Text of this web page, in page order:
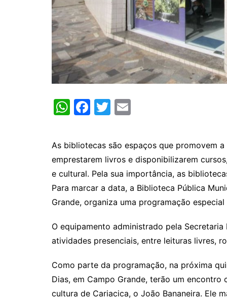
W
at
s
A
p
p
F
c
e
b
o
o
k
T
itt
er
ai
l
As bibliotecas são espaços que promovem
emprestarem livros e disponibilizarem
e cultural. Pela sua importância, as
Para marcar a data, a Biblioteca Pública
Grande, organiza uma programação
O equipamento administrado pela
atividades presenciais, entre leituras livres,
Como parte da programação, na próxima
Dias, em Campo Grande, terão um
cultura de Cariacica, o João Bananeira. Ele